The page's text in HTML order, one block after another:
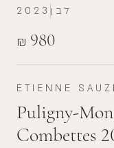
₪ 980
2023 לבן
ETIENNE
Puligny-
Combettes